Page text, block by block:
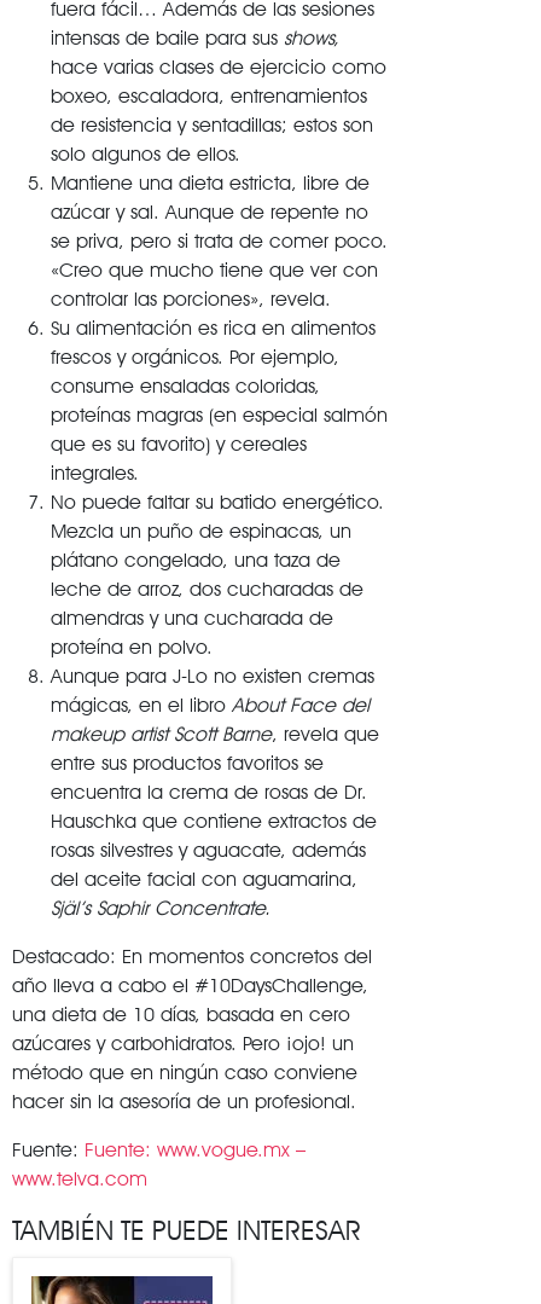
fuera fácil… Además de las sesiones
intensas de baile para sus shows,
hace varias clases de ejercicio como
boxeo, escaladora, entrenamientos
de resistencia y sentadillas; estos son
solo algunos de ellos.
Mantiene una dieta estricta, libre de
azúcar y sal. Aunque de repente no
se priva, pero si trata de comer poco.
«Creo que mucho tiene que ver con
controlar las porciones», revela.
Su alimentación es rica en alimentos
frescos y orgánicos. Por ejemplo,
consume ensaladas coloridas,
proteínas magras (en especial salmón
que es su favorito) y cereales
integrales.
No puede faltar su batido energético.
Mezcla un puño de espinacas, un
plátano congelado, una taza de
leche de arroz, dos cucharadas de
almendras y una cucharada de
proteína en polvo.
Aunque para J-Lo no existen cremas
mágicas, en el libro About Face del
makeup artist Scott Barne, revela que
entre sus productos favoritos se
encuentra la crema de rosas de Dr.
Hauschka que contiene extractos de
rosas silvestres y aguacate, además
del aceite facial con aguamarina,
Själ’s Saphir Concentrate.
Destacado: En momentos concretos del
año lleva a cabo el #10DaysChallenge,
una dieta de 10 días, basada en cero
azúcares y carbohidratos. Pero ¡ojo! un
método que en ningún caso conviene
hacer sin la asesoría de un profesional.
Fuente: Fuente: www.vogue.mx –
www.telva.com
TAMBIÉN TE PUEDE INTERESAR